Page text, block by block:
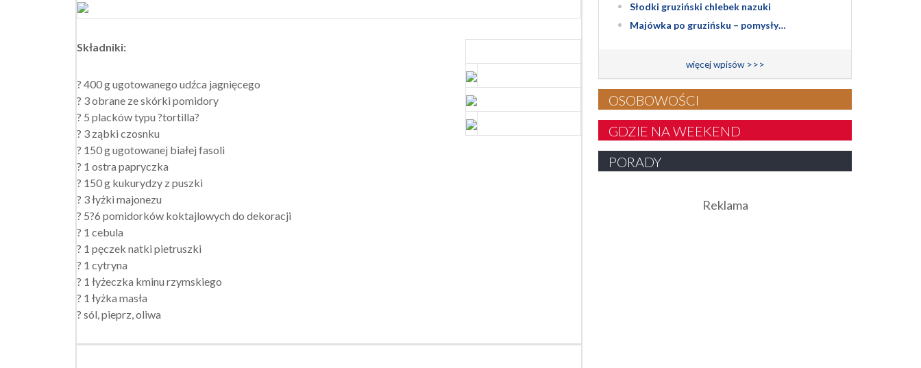
Składniki:
? 400 g ugotowanego udźca jagnięcego
? 3 obrane ze skórki pomidory
? 5 placków typu ?tortilla?
? 3 ząbki czosnku
? 150 g ugotowanej białej fasoli
? 1 ostra papryczka
? 150 g kukurydzy z puszki
? 3 łyżki majonezu
? 5?6 pomidorków koktajlowych do dekoracji
? 1 cebula
? 1 pęczek natki pietruszki
? 1 cytryna
? 1 łyżeczka kminu rzymskiego
? 1 łyżka masła
? sól, pieprz, oliwa
Słodki gruziński chlebek nazuki
Majówka po gruzińsku – pomysły…
więcej wpisów >>>
OSOBOWOŚCI
GDZIE NA WEEKEND
PORADY
Reklama